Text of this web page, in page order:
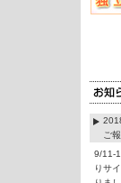
ご
9/11-
りサ